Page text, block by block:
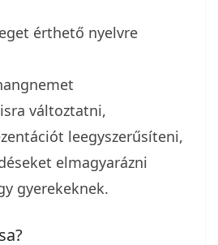
érthető nyelvre
változtatni,
leegyszerűsíteni,
elmagyarázni
gyerekeknek.